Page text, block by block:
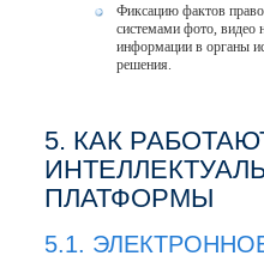
Фиксацию фактов
системами фото, видео
информации в органы
решения.
5. КАК
ПЛАТФОРМЫ
5.1.